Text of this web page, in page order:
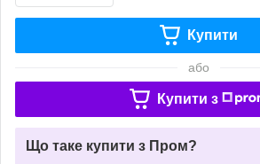
Купити
або
Купити з
Що таке купити з Пром?